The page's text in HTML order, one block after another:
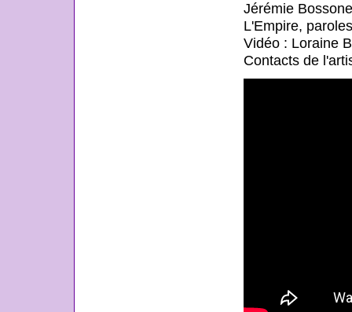
Jérémie
L'Empire,
Vidéo : Loraine
Contacts de